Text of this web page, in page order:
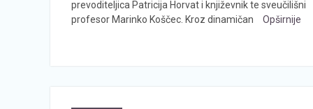
prevoditeljica Patricija Horvat i književnik te sveučilišni
profesor Marinko Koščec. Kroz dinamičan
Opširnije